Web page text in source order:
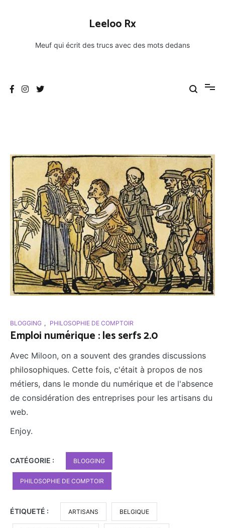
Leeloo Rx
Meuf qui écrit des trucs avec des mots dedans
BLOGGING , PHILOSOPHIE DE COMPTOIR
Emploi numérique : les serfs 2.0
Avec Miloon, on a souvent des grandes discussions
philosophiques. Cette fois, c'était à propos de nos
métiers, dans le monde du numérique et de l'absence
de considération des entreprises pour les artisans du
web.
Enjoy.
CATÉGORIE : BLOGGING
PHILOSOPHIE DE COMPTOIR
ÉTIQUETÉ : ARTISANS BELGIQUE